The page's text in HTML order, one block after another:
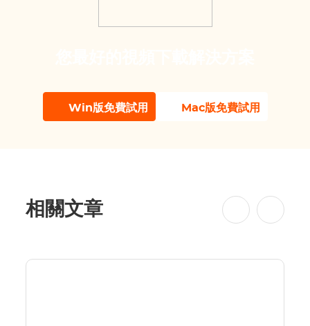
Win版免費試用 Mac版免費試用
相關文章